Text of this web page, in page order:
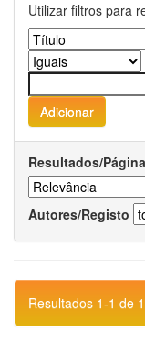
Utilizar filtros para
Resultados/Página
Autores/Registo
Resultados 1-1 de